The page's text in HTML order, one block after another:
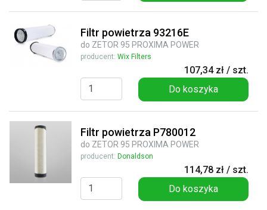
Filtr powietrza 93216E
do ZETOR 95 PROXIMA POWER
producent: Wix Filters
107,34 zł / szt.
Do koszyka
Filtr powietrza P780012
do ZETOR 95 PROXIMA POWER
producent: Donaldson
114,78 zł / szt.
Do koszyka